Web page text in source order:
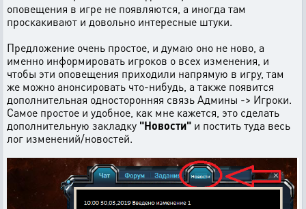
оповещения в игре не появляются, а иногда там
проскакивают и довольно интересные штуки.
Предложение очень простое, и думаю оно не ново, а
именно информировать игроков о всех изменения, и
чтобы эти оповещения приходили напрямую в игру, там
же можно анонсировать что-нибудь, а также появится
дополнительная односторонняя связь Админы -> Игроки.
Самое простое и удобное, как мне кажется, это сделать
дополнительную закладку "Новости" и постить туда весь
лог изменений/новостей.